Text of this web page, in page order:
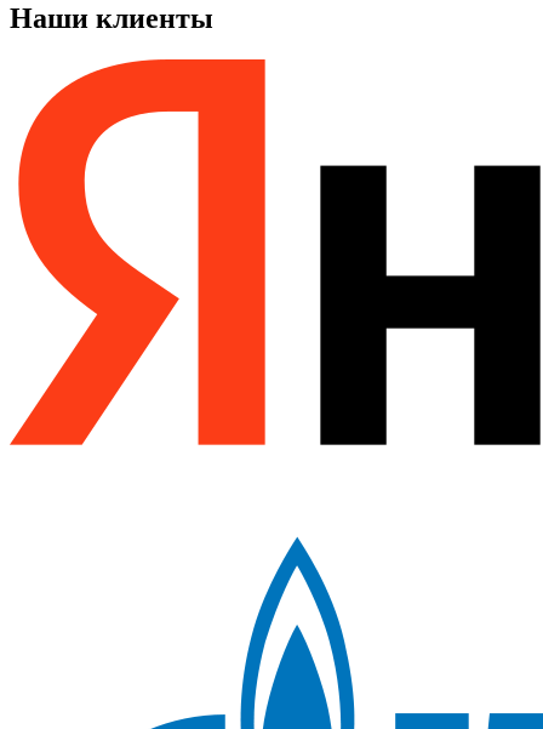
Наши клиенты